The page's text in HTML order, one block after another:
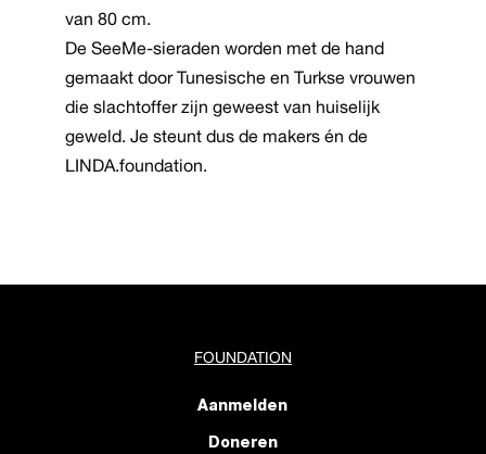
van 80 cm.
De SeeMe-sieraden worden met de hand
gemaakt door Tunesische en Turkse vrouwen
die slachtoffer zijn geweest van huiselijk
geweld. Je steunt dus de makers én de
LINDA.foundation.
FOUNDATION
Aanmelden
Doneren